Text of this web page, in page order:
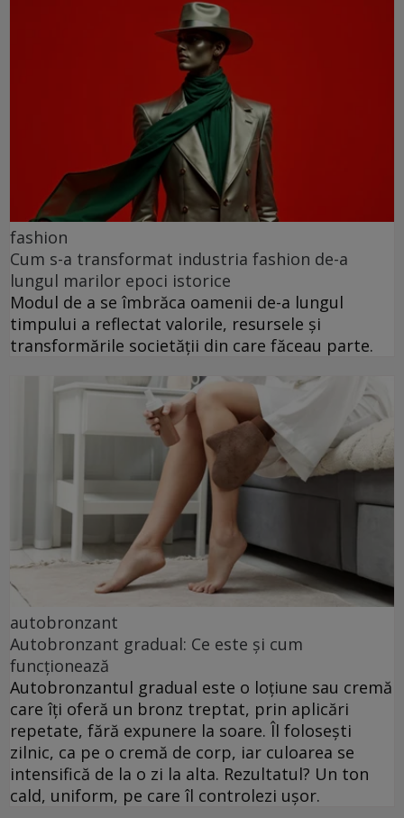
fashion
Cum s-a transformat industria fashion de-a
lungul marilor epoci istorice
Modul de a se îmbrăca oamenii de-a lungul
timpului a reflectat valorile, resursele și
transformările societății din care făceau parte.
autobronzant
Autobronzant gradual: Ce este și cum
funcționează
Autobronzantul gradual este o loțiune sau cremă
care îți oferă un bronz treptat, prin aplicări
repetate, fără expunere la soare. Îl folosești
zilnic, ca pe o cremă de corp, iar culoarea se
intensifică de la o zi la alta. Rezultatul? Un ton
cald, uniform, pe care îl controlezi ușor.